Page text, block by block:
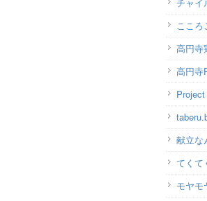
こころ
高円寺
高円寺
献立な
てくて
モヤモ